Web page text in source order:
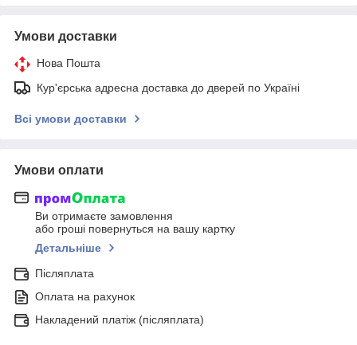
Умови доставки
Нова Пошта
Кур'єрська адресна доставка до дверей по Україні
Всі умови доставки
Умови оплати
Ви отримаєте замовлення
або гроші повернуться на вашу картку
Детальніше
Післяплата
Оплата на рахунок
Накладений платіж (післяплата)